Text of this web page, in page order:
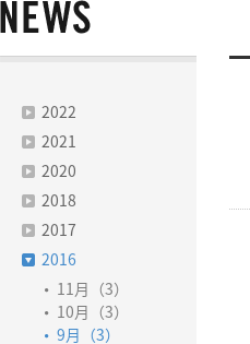
2022
2021
2020
2018
2017
2016
11月（3）
10月（3）
9月（3）